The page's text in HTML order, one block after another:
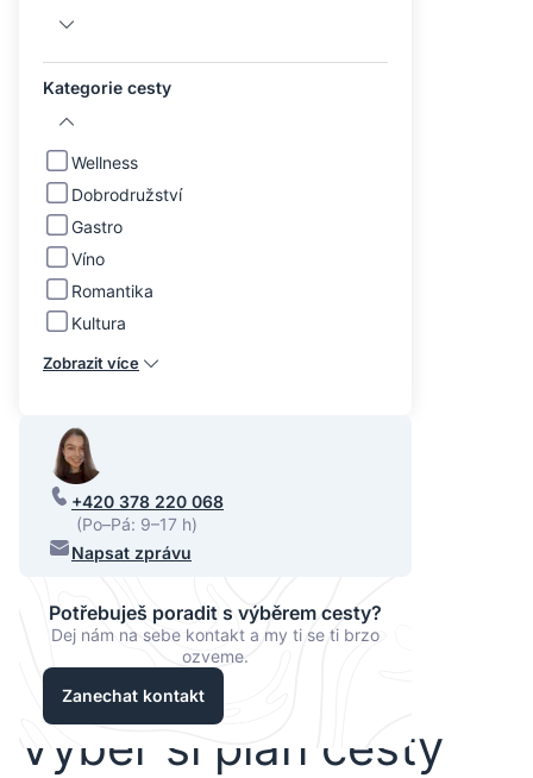
Kategorie cesty
Wellness
Dobrodružství
Gastro
Víno
Romantika
Kultura
Zobrazit více
+420 378 220 068
(Po–Pá: 9–17 h)
Napsat zprávu
Potřebuješ poradit s výběrem cesty?
Dej nám na sebe kontakt a my ti se ti brzo
ozveme.
Zanechat kontakt
Vyber si plán cesty